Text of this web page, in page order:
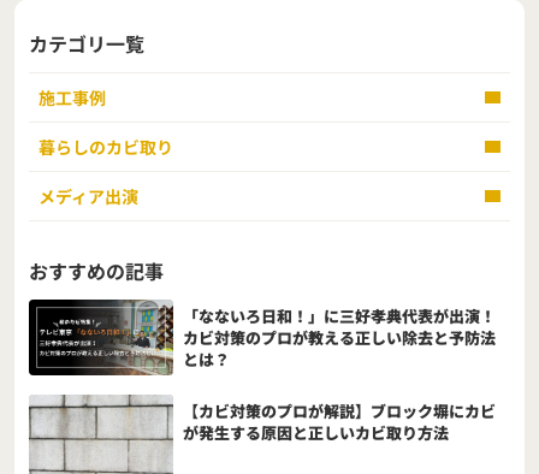
カテゴリ一覧
施工事例
暮らしのカビ取り
メディア出演
おすすめの記事
「なないろ日和！」に三好孝典代表が出演！
カビ対策のプロが教える正しい除去と予防法
とは？
【カビ対策のプロが解説】ブロック塀にカビ
が発生する原因と正しいカビ取り方法